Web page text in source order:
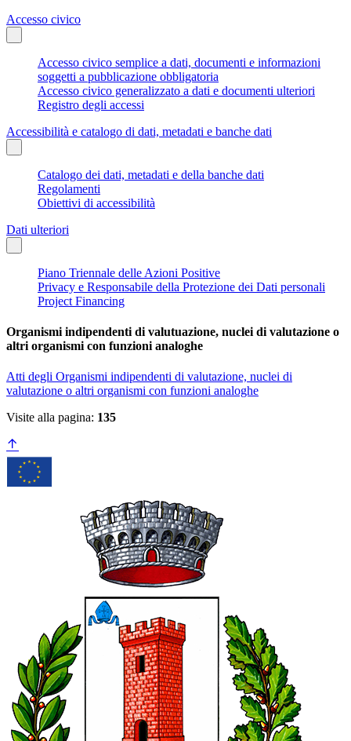
Accesso civico
Accesso civico semplice a dati, documenti e informazioni
soggetti a pubblicazione obbligatoria
Accesso civico generalizzato a dati e documenti ulteriori
Registro degli accessi
Accessibilità e catalogo di dati, metadati e banche dati
Catalogo dei dati, metadati e della banche dati
Regolamenti
Obiettivi di accessibilità
Dati ulteriori
Piano Triennale delle Azioni Positive
Privacy e Responsabile della Protezione dei Dati personali
Project Financing
Organismi indipendenti di valutuazione, nuclei di valutazione o
altri organismi con funzioni analoghe
Atti degli Organismi indipendenti di valutazione, nuclei di
valutazione o altri organismi con funzioni analoghe
Visite alla pagina: 135